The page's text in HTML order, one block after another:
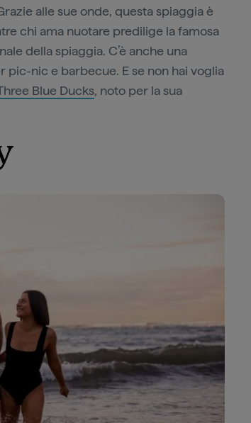
alle sue onde, questa spiaggia è
chi ama nuotare predilige la famosa
della spiaggia. C’è anche una
pic-nic e barbecue. E se non hai voglia
Blue Ducks, noto per la sua